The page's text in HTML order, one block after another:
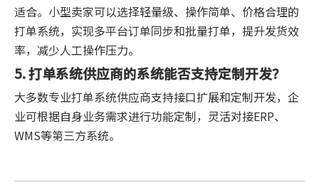
适合。小型卖家可以选择轻量级、操作简单、价格合理的
打单系统，实现多平台订单同步和批量打单，提升发货效
率，减少人工操作压力。
5. 打单系统供应商的系统能否支持定制开发？
大多数专业打单系统供应商支持接口扩展和定制开发，企
业可根据自身业务需求进行功能定制，灵活对接ERP、
WMS等第三方系统。